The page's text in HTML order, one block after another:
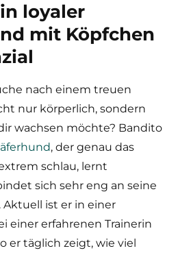
loyaler
mit Köpfchen
nach einem treuen
nur körperlich, sondern
wachsen möchte? Bandito
, der genau das
schlau, lernt
sich sehr eng an seine
Aktuell ist er in einer
einer erfahrenen Trainerin
er täglich zeigt, wie viel